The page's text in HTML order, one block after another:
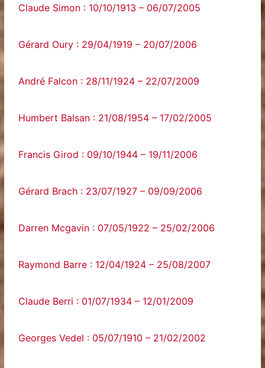
Claude Simon : 10/10/1913 – 06/07/2005
Gérard Oury : 29/04/1919 – 20/07/2006
André Falcon : 28/11/1924 – 22/07/2009
Humbert Balsan : 21/08/1954 – 17/02/2005
Francis Girod : 09/10/1944 – 19/11/2006
Gérard Brach : 23/07/1927 – 09/09/2006
Darren Mcgavin : 07/05/1922 – 25/02/2006
Raymond Barre : 12/04/1924 – 25/08/2007
Claude Berri : 01/07/1934 – 12/01/2009
Georges Vedel : 05/07/1910 – 21/02/2002